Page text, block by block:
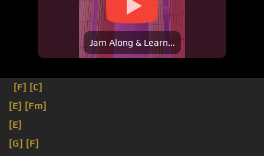
Jam Along & Learn...
[F] [C]
[E] [Fm]
[E]
[G] [F]